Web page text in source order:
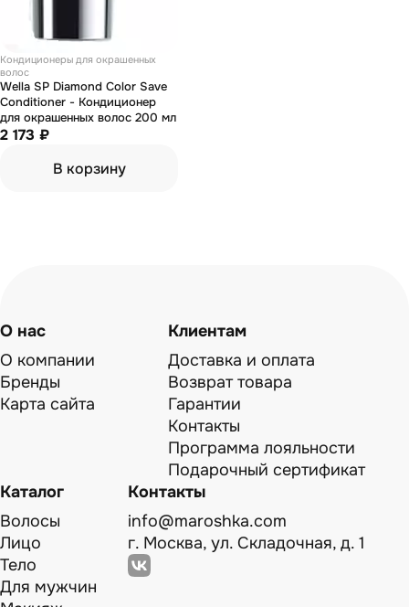
Кондиционеры для окрашенных
волос
Wella SP Diamond Color Save
Conditioner - Кондиционер
для окрашенных волос 200 мл
2 173 ₽
В корзину
О нас
О компании
Бренды
Карта сайта
Клиентам
Доставка и оплата
Возврат товара
Гарантии
Контакты
Программа лояльности
Подарочный сертификат
Каталог
Волосы
Лицо
Тело
Для мужчин
Контакты
info@maroshka.com
г. Москва, ул. Складочная, д. 1